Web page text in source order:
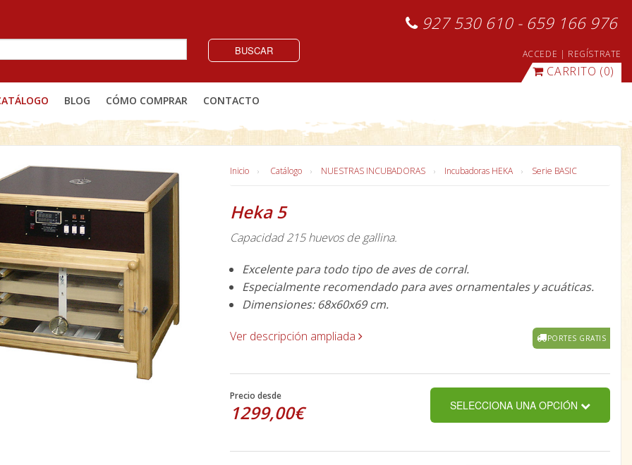
927 530 610 - 659 166 976
BUSCAR ACCEDE | REGÍSTRATE
CARRITO (0)
BLOG CÓMO COMPRAR CONTACTO
Inicio Catálogo NUESTRAS INCUBADORAS Incubadoras HEKA Serie BASIC
Heka 5
Capacidad 215 huevos de gallina.
Excelente para todo tipo de aves de corral.
Especialmente recomendado para aves ornamentales y acuáticas.
Dimensiones: 68x60x69 cm.
Ver descripción ampliada PORTES GRATIS
Precio desde
1299,00€ SELECCIONA UNA OPCIÓN